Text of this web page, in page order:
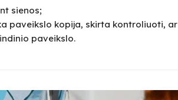
sienos;
paveikslo kopija, skirta kontroliuoti, ar
paveikslo.